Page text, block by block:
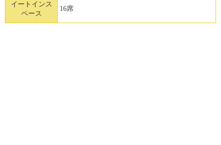
イートインス
ペース
16席